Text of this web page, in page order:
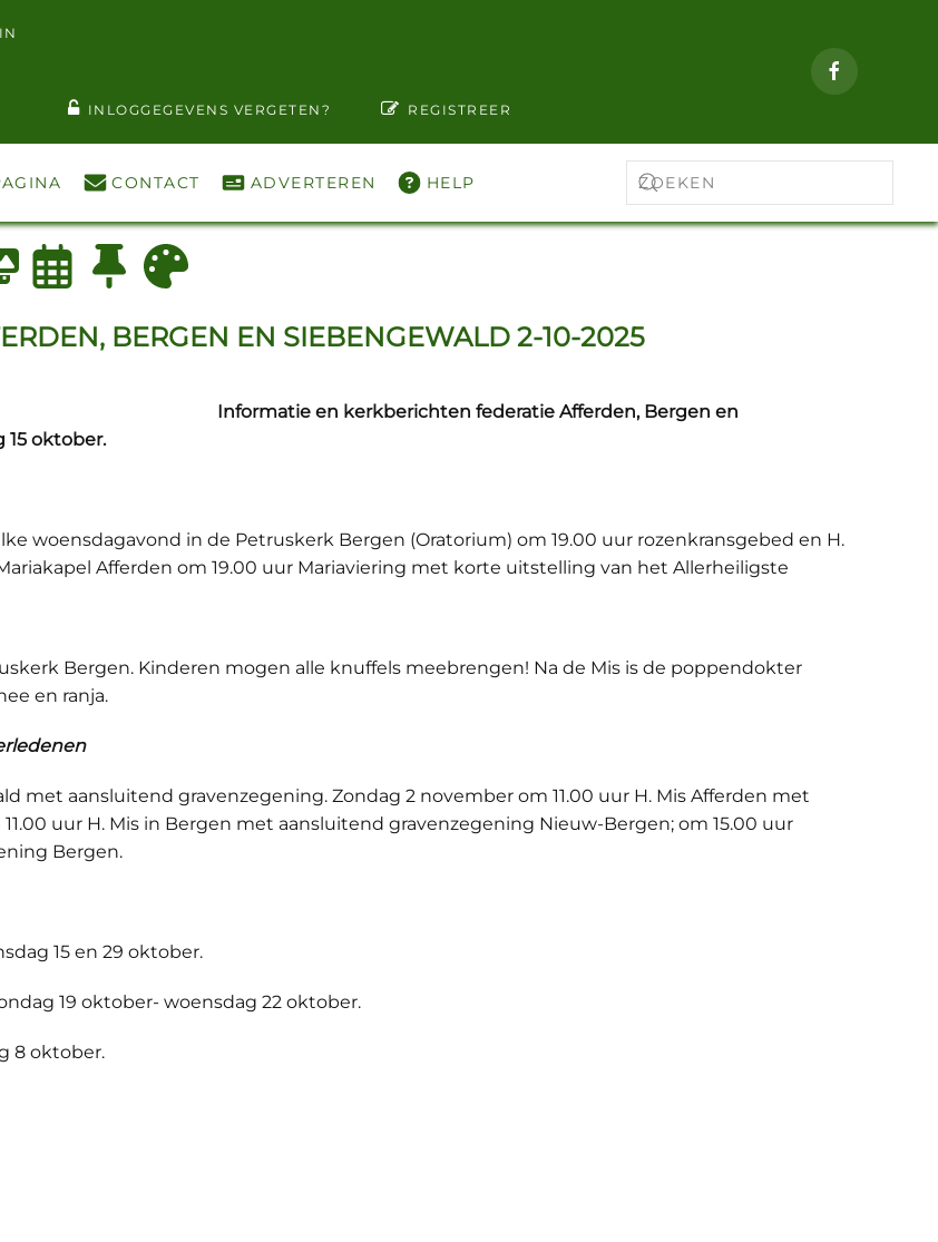
INLOGGEGEVENS VERGETEN? REGISTREER
CONTACT ADVERTEREN HELP
BERGEN EN SIEBENGEWALD 2-10-2025
Informatie en kerkberichten federatie Afferden, Bergen en
oktober.
woensdagavond in de Petruskerk Bergen (Oratorium) om 19.00 uur rozenkransgebed en H.
Afferden om 19.00 uur Mariaviering met korte uitstelling van het Allerheiligste
Bergen. Kinderen mogen alle knuffels meebrengen! Na de Mis is de poppendokter
en ranja.
met aansluitend gravenzegening. Zondag 2 november om 11.00 uur H. Mis Afferden met
uur H. Mis in Bergen met aansluitend gravenzegening Nieuw-Bergen; om 15.00 uur
Bergen.
15 en 29 oktober.
19 oktober- woensdag 22 oktober.
8 oktober.